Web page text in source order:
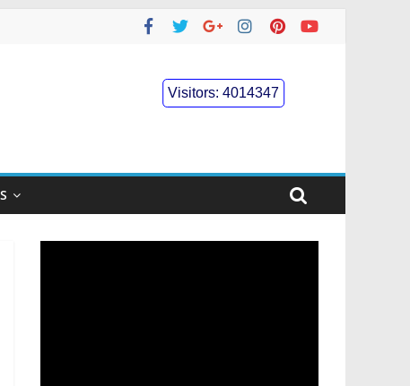
Visitors:4014347